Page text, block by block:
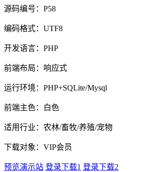
源码编号：P58
编码格式：UTF8
开发语言：PHP
前端布局：响应式
运行环境：PHP+SQLite/Mysql
前端主色：白色
适用行业：农林/畜牧/养殖/宠物
下载对象：VIP会员
预览演示站 登录下载1 登录下载2